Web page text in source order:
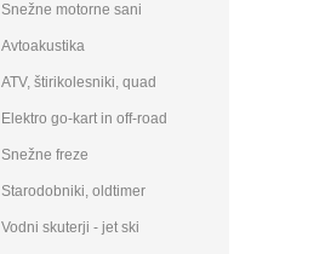
Snežne motorne sani
Avtoakustika
ATV, štirikolesniki, quad
Elektro go-kart in off-road
Snežne freze
Starodobniki, oldtimer
Vodni skuterji - jet ski